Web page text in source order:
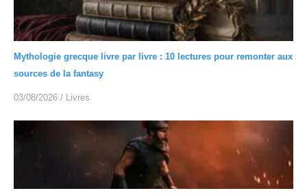
Mythologie grecque livre par livre : 10 lectures pour remonter aux
sources de la fantasy
03/08/2026 / Livres